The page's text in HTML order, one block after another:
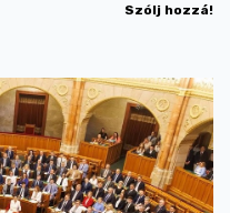
Szólj hozzá!